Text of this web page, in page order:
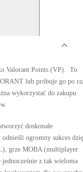
Valorant Points (VP). To
lub próbuje go po
wykorzystać do zakupu
doskonałe
ogromny sukces
grze MOBA (multiplayer
z tak wieloma